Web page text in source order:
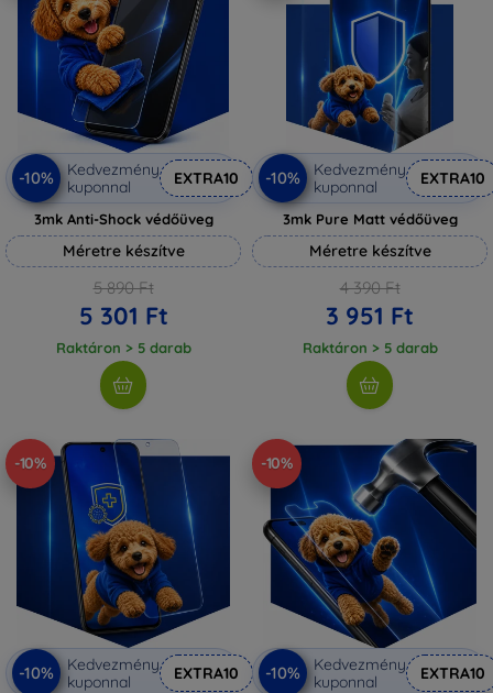
-10%
Kedvezmény
kuponnal
EXTRA10
3mk Anti-Shock védőüveg
Méretre készítve
5 890 Ft
5 301 Ft
Raktáron > 5 darab
-10%
Kedvezmény
kuponnal
EXTRA10
3mk Pure Matt védőüveg
Méretre készítve
4 390 Ft
3 951 Ft
Raktáron > 5 darab
-10%
-10%
Kedvezmény
kuponnal
EXTRA10
-10%
-10%
Kedvezmény
kuponnal
EXTRA10